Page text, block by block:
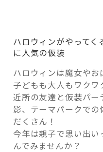
「モノ」
fleXe
「ひと」
協賛・協
ハロウィンがやってく
に人気の仮装
ハロウィンは魔女やお
子どもも大人もワクワ
近所の友達と仮装パ
影、テーマパークでの
だくさん！
今年は親子で思い出
んでみませんか？